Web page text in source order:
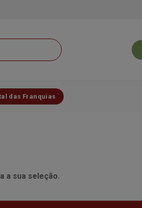
das Franquias
a sua seleção.